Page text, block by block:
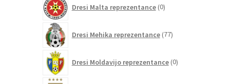
Dresi Malta reprezentance 0izdelkov
Dresi Mehika reprezentance 77izdelkov
Dresi Moldavijo reprezentance 0izdelkov